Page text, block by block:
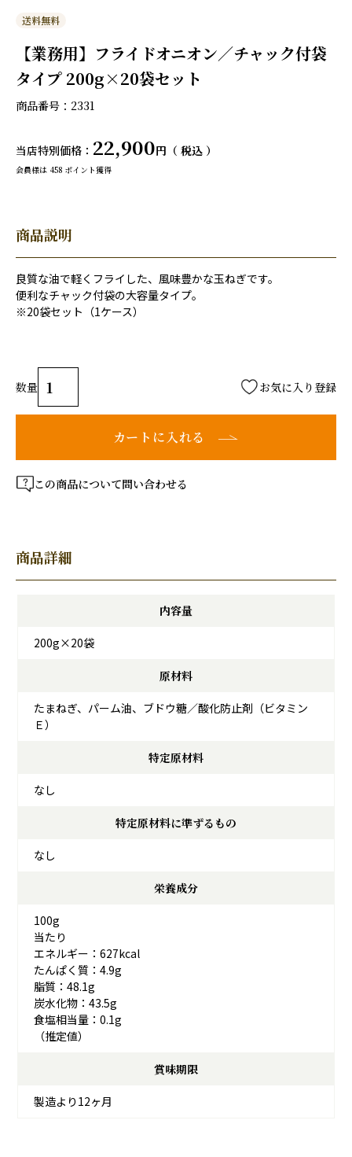
送料無料
【業務用】フライドオニオン／チャック付袋
タイプ 200g×20袋セット
商品番号 2331
当店特別価格 22,900 税込
会員様は 458 ポイント獲得
商品説明
良質な油で軽くフライした、風味豊かな玉ねぎです。
便利なチャック付袋の大容量タイプ。
※20袋セット（1ケース）
お気に入り登録
カートに入れる
この商品について問い合わせる
商品詳細
内容量
200g×20袋
原材料
たまねぎ、パーム油、ブドウ糖／酸化防止剤（ビタミン
Ｅ）
特定原材料
なし
特定原材料に準ずるもの
なし
栄養成分
100g
当たり
エネルギー：627kcal
たんぱく質：4.9g
脂質：48.1g
炭水化物：43.5g
食塩相当量：0.1g
（推定値）
賞味期限
製造より12ヶ月